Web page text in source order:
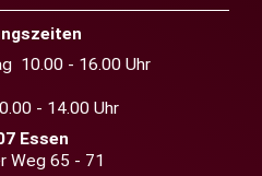
10.00 - 16.00 Uhr
- 14.00 Uhr
Essen
Weg 65 - 71